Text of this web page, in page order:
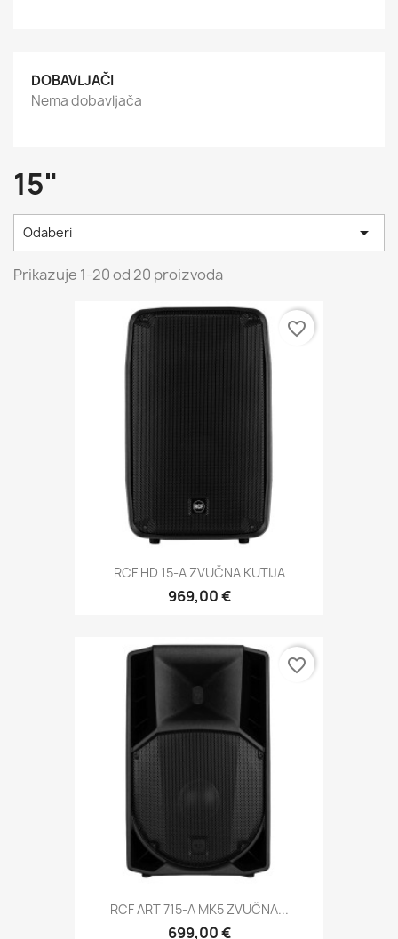
DOBAVLJAČI
Nema dobavljača
15"
Odaberi 
Prikazuje 1-20 od 20 proizvoda
RCF HD 15-A ZVUČNA KUTIJA
969,00 €
favorite_border
RCF ART 715-A MK5 ZVUČNA...
699,00 €
favorite_border